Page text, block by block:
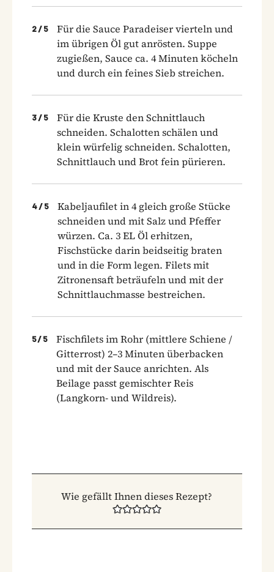
2 / 5
Für die Sauce Paradeiser vierteln und
im übrigen Öl gut anrösten. Suppe
zugießen, Sauce ca. 4 Minuten köcheln
und durch ein feines Sieb streichen.
3 / 5
Für die Kruste den Schnittlauch
schneiden. Schalotten schälen und
klein würfelig schneiden. Schalotten,
Schnittlauch und Brot fein pürieren.
4 / 5
Kabeljaufilet in 4 gleich große Stücke
schneiden und mit Salz und Pfeffer
würzen. Ca. 3 EL Öl erhitzen,
Fischstücke darin beidseitig braten
und in die Form legen. Filets mit
Zitronensaft beträufeln und mit der
Schnittlauchmasse bestreichen.
5/ 5
Fischfilets im Rohr (mittlere Schiene /
Gitterrost) 2–3 Minuten überbacken
und mit der Sauce anrichten. Als
Beilage passt gemischter Reis
(Langkorn- und Wildreis).
Wie gefällt Ihnen dieses Rezept?